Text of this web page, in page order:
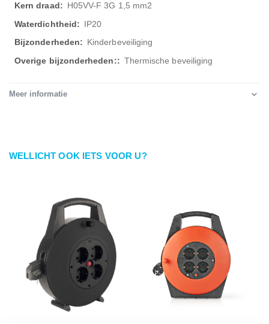
H05VV-F 3G 1,5 mm2
IP20
Kinderbeveiliging
Thermische beveiliging
Meer informatie
WELLICHT OOK IETS VOOR U?